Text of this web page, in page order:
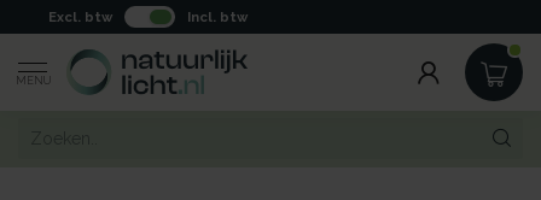
Excl. btw Incl. btw
MENU